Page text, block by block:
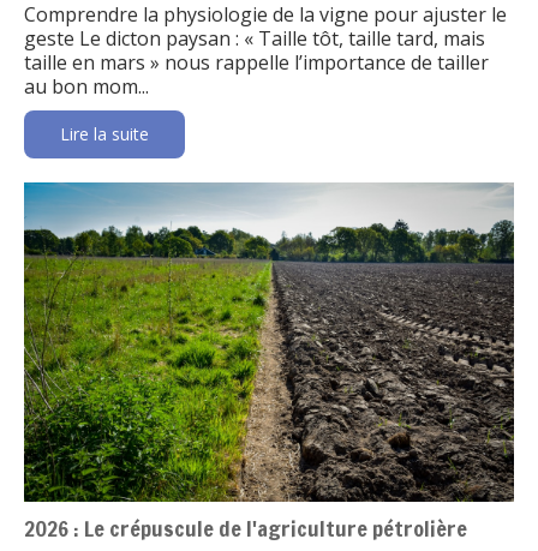
Comprendre la physiologie de la vigne pour ajuster le
geste Le dicton paysan : « Taille tôt, taille tard, mais
taille en mars » nous rappelle l’importance de tailler
au bon mom...
Lire la suite
2026 : Le crépuscule de l'agriculture pétrolière